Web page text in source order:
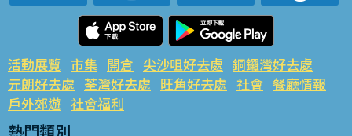
活動展覽 市集 開倉 尖沙咀好去處 銅鑼灣好去處
元朗好去處 荃灣好去處 旺角好去處 社會 餐廳情報
戶外郊遊 社會福利
熱門類別